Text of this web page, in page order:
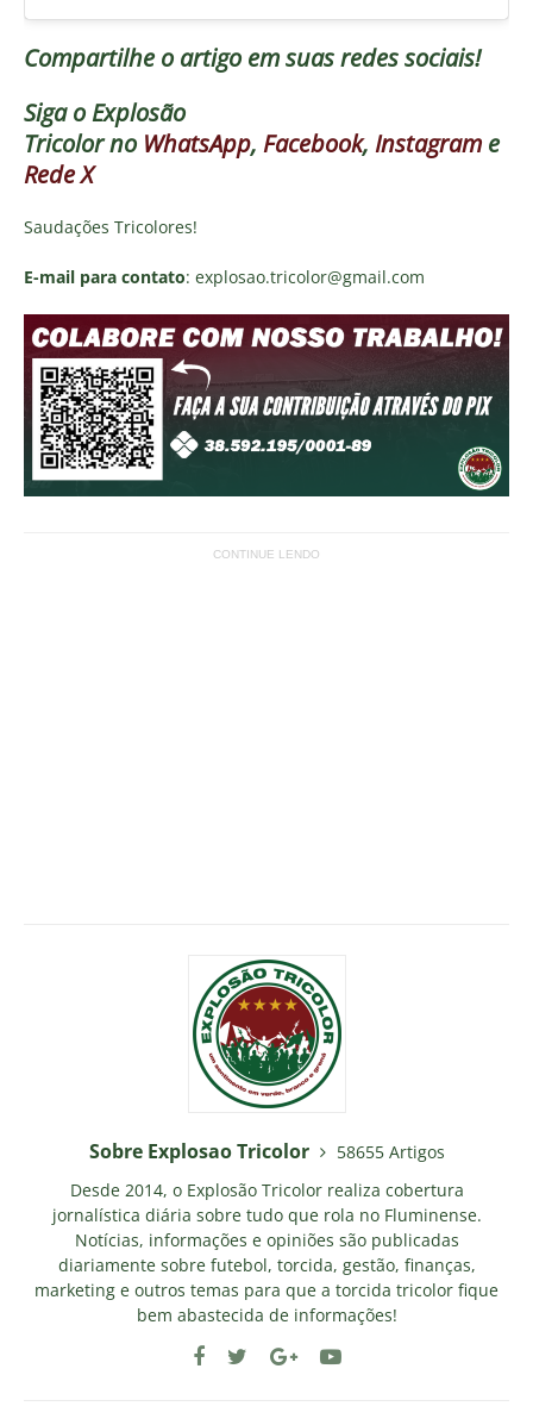
Compartilhe o artigo em suas redes sociais!
Siga oExplosão
Tricolorno WhatsApp, Facebook, Instagram e
Rede X
Saudações Tricolores!
E-mail para contato: explosao.tricolor@gmail.com
CONTINUE LENDO
Sobre Explosao Tricolor
58655 Artigos
Desde 2014, o Explosão Tricolor realiza cobertura
jornalística diária sobre tudo que rola no Fluminense.
Notícias, informações e opiniões são publicadas
diariamente sobre futebol, torcida, gestão, finanças,
marketing e outros temas para que a torcida tricolor fique
bem abastecida de informações!